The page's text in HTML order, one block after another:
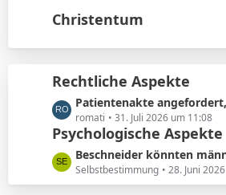
e
t
ä
g
e
t
i
t
r
ä
g
e
Christentum
Rechtliche Aspekte
L
e
t
z
t
e
Patientenakte angefordert,
romati 31. Juli 2026 um 11:08
Psychologische Aspekte
L
e
t
Beschneider könnten männliche Kinder unterbewusst als ihre
Selbstbestimmung 28. Juni